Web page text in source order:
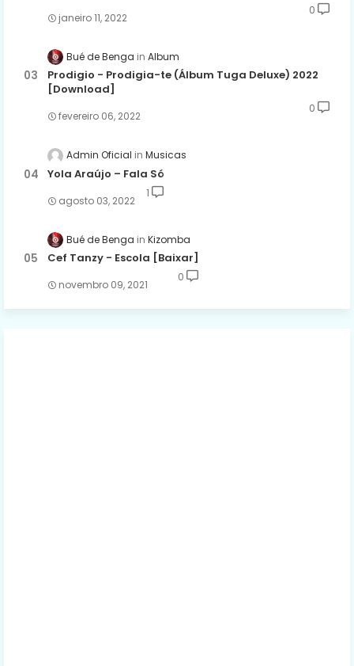
janeiro 11, 2022
0
Bué de Benga Album
Prodigio - Prodigia-te (Álbum Tuga Deluxe) 2022
[Download]
fevereiro 06, 2022
0
Admin Oficial Musicas
Yola Araújo – Fala Só
agosto 03, 2022
1
Bué de Benga Kizomba
Cef Tanzy - Escola [Baixar]
novembro 09, 2021
0